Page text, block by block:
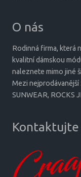
O nás
Rodinná firma, která
kvalitní dámskou
naleznete mimo jiné
Mezi nejprodávanější
SUNWEAR, ROCKS
Kontaktujte